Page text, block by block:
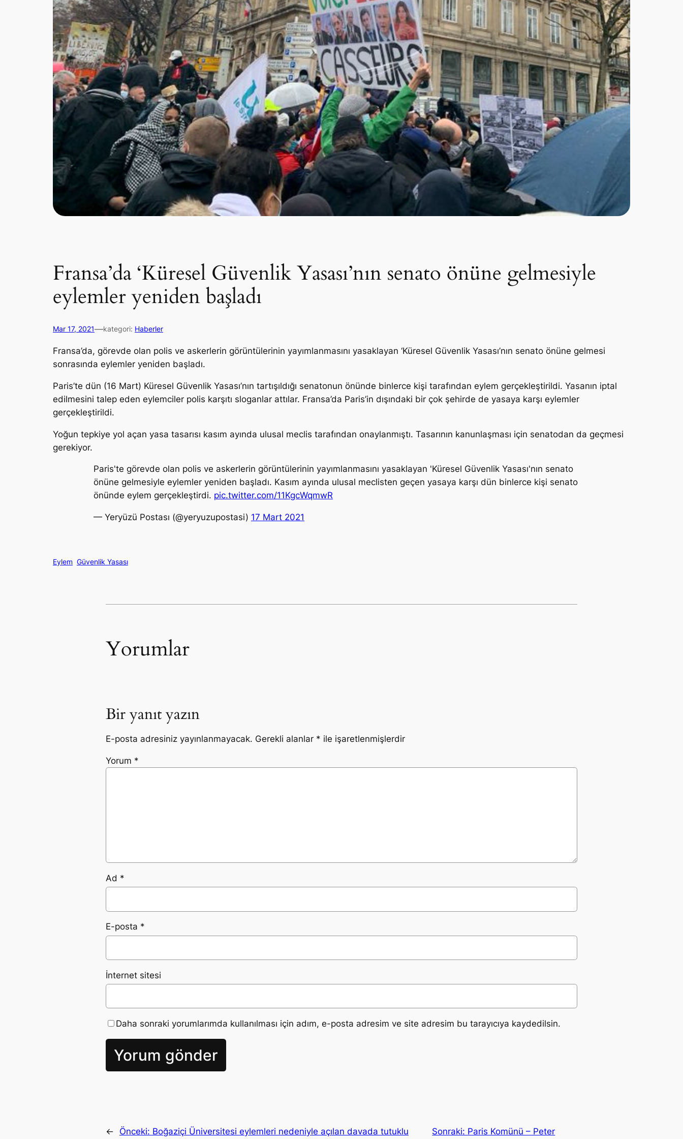
Fransa’da ‘Küresel Güvenlik Yasası’nın senato önüne gelmesiyle
eylemler yeniden başladı
Mar 17, 2021—kategori: Haberler
Fransa’da, görevde olan polis ve askerlerin görüntülerinin yayımlanmasını yasaklayan ‘Küresel Güvenlik Yasası’nın senato önüne gelmesi
sonrasında eylemler yeniden başladı.
Paris’te dün (16 Mart) Küresel Güvenlik Yasası’nın tartışıldığı senatonun önünde binlerce kişi tarafından eylem gerçekleştirildi. Yasanın iptal
edilmesini talep eden eylemciler polis karşıtı sloganlar attılar. Fransa’da Paris’in dışındaki bir çok şehirde de yasaya karşı eylemler
gerçekleştirildi.
Yoğun tepkiye yol açan yasa tasarısı kasım ayında ulusal meclis tarafından onaylanmıştı. Tasarının kanunlaşması için senatodan da geçmesi
gerekiyor.
Paris'te görevde olan polis ve askerlerin görüntülerinin yayımlanmasını yasaklayan 'Küresel Güvenlik Yasası'nın senato
önüne gelmesiyle eylemler yeniden başladı. Kasım ayında ulusal meclisten geçen yasaya karşı dün binlerce kişi senato
önünde eylem gerçekleştirdi. pic.twitter.com/11KgcWqmwR
— Yeryüzü Postası (@yeryuzupostasi) 17 Mart 2021
Eylem Güvenlik Yasası
Yorumlar
Bir yanıt yazın
E-posta adresiniz yayınlanmayacak. Gerekli alanlar * ile işaretlenmişlerdir
Yorum *
Ad *
E-posta *
İnternet sitesi
Daha sonraki yorumlarımda kullanılması için adım, e-posta adresim ve site adresim bu tarayıcıya kaydedilsin.
← Önceki: Boğaziçi Üniversitesi eylemleri nedeniyle açılan davada tutuklu Sonraki: Paris Komünü – Peter